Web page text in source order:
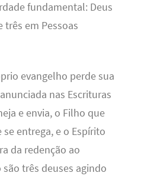
fundamental: Deus
três em Pessoas
evangelho perde sua
nas Escrituras
e envia, o Filho que
se entrega, e o Espírito
da redenção ao
três deuses agindo